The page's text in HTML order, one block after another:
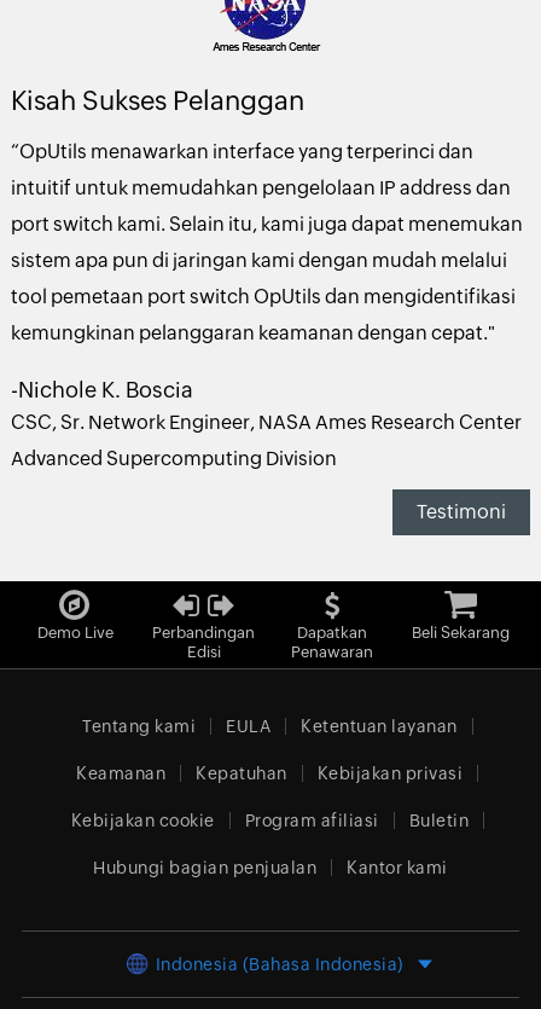
Kisah Sukses Pelanggan
“OpUtils menawarkan interface yang terperinci dan
intuitif untuk memudahkan pengelolaan IP address dan
port switch kami. Selain itu, kami juga dapat menemukan
sistem apa pun di jaringan kami dengan mudah melalui
tool pemetaan port switch OpUtils dan mengidentifikasi
kemungkinan pelanggaran keamanan dengan cepat."
-Nichole K. Boscia
CSC, Sr. Network Engineer, NASA Ames Research Center
Advanced Supercomputing Division
Testimoni
Demo Live
Perbandingan
Edisi
Dapatkan
Penawaran
Beli Sekarang
Tentang kami EULA Ketentuan layanan
Keamanan Kepatuhan Kebijakan privasi
Kebijakan cookie Program afiliasi Buletin
Hubungi bagian penjualan Kantor kami
Indonesia (Bahasa Indonesia)